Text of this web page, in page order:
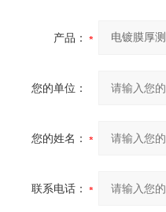
产品：
您的单位：
您的姓名：
联系电话：